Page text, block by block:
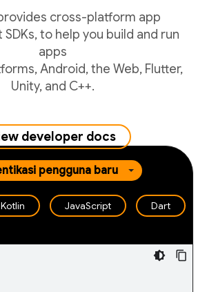
cross-platform app
to help you build and run
apps
Android, the Web, Flutter,
Unity, and C++.
developer docs